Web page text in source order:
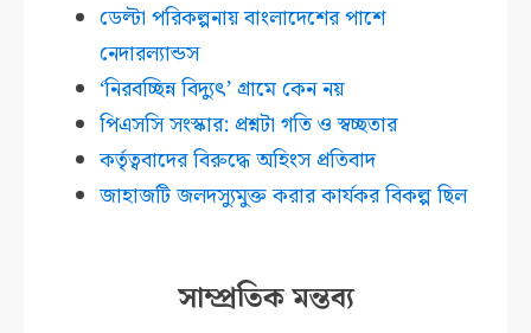
ডেল্টা পরিকল্পনায় বাংলাদেশের পাশে
নেদারল্যান্ডস
‘নিরবচ্ছিন্ন বিদ্যুৎ’ গ্রামে কেন নয়
পিএসসি সংস্কার: প্রশ্নটা গতি ও স্বচ্ছতার
কর্তৃত্ববাদের বিরুদ্ধে অহিংস প্রতিবাদ
জাহাজটি জলদস্যুমুক্ত করার কার্যকর বিকল্প ছিল
সাম্প্রতিক মন্তব্য